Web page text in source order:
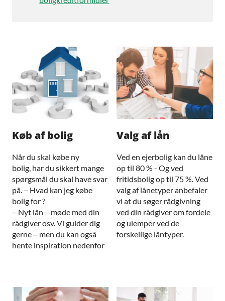
Køb af bolig
Når du skal købe ny
bolig, har du sikkert mange
spørgsmål du skal have svar
på. – Hvad kan jeg købe
bolig for ?
– Nyt lån – møde med din
rådgiver osv. Vi guider dig
gerne – men du kan også
hente inspiration nedenfor
Valg af lån
Ved en ejerbolig kan du låne
op til 80 % - Og ved
fritidsbolig op til 75 %. Ved
valg af lånetyper anbefaler
vi at du søger rådgivning
ved din rådgiver om fordele
og ulemper ved de
forskellige låntyper.